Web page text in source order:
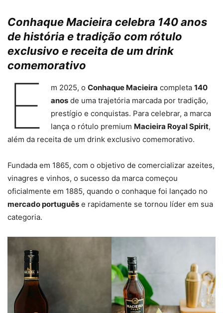
Conhaque Macieira celebra 140 anos
de história e tradição com rótulo
exclusivo e receita de um drink
comemorativo
E m 2025, o Conhaque Macieira completa 140
anosde uma trajetória marcada por tradição,
prestígio e conquistas. Para celebrar, a marca
lança o rótulo premium Macieira Royal Spirit,
além da receita de um drink exclusivo comemorativo.
Fundada em 1865, com o objetivo de comercializar azeites,
vinagres e vinhos, o sucesso da marca começou
oficialmente em 1885, quando o conhaque foi lançado no
mercado português e rapidamente se tornou líder em sua
categoria.